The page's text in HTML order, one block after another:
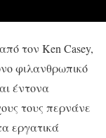
τον Ken Casey,
φιλανθρωπικό
έντονα
τους περνάνε
εργατικά